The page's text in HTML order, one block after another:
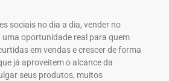
sociais no dia a dia, vender no
oportunidade real para quem
em vendas e crescer de forma
já aproveitem o alcance da
seus produtos, muitos